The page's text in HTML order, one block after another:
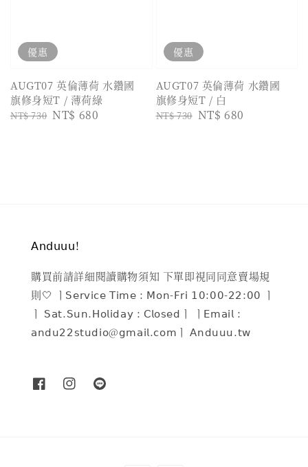
優惠
AUGT07 英倫薄荷 水鑽國
旗修身短T / 薄荷綠
Regular
NT$ 730 Sale
NT$ 680
優惠
AUGT07 英倫薄荷 水鑽國
旗修身短T / 白
Regular
NT$ 730 Sale
NT$ 680
𝖠𝗇𝖽𝗎𝗎𝗎!
購買前請詳細閱讀購物須知 下單即視同同意賣場規
則🤍 ㅣ𝖲𝖾𝗋𝗏𝗂𝖼𝖾 𝖳𝗂𝗆𝖾 : 𝖬𝗈𝗇-𝖥𝗋𝗂 𝟣𝟢:𝟢𝟢-𝟤𝟤:𝟢𝟢 ㅣ
ㅣ 𝖲𝖺𝗍.𝖲𝗎𝗇.𝖧𝗈𝗅𝗂𝖽𝖺𝗒 : 𝖢𝗅𝗈𝗌𝖾𝖽ㅣ ㅣ𝖤𝗆𝖺𝗂𝗅 :
𝖺𝗇𝖽𝗎𝟤𝟤𝗌𝗍𝗎𝖽𝗂𝗈@𝗀𝗆𝖺𝗂𝗅.𝖼𝗈𝗆ㅣ 𝖠𝗇𝖽𝗎𝗎𝗎.𝗍𝗐